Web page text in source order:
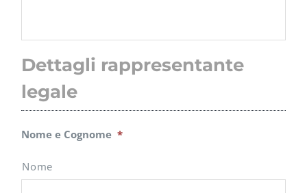
Dettagli rappresentante
legale
Nome e Cognome *
Nome